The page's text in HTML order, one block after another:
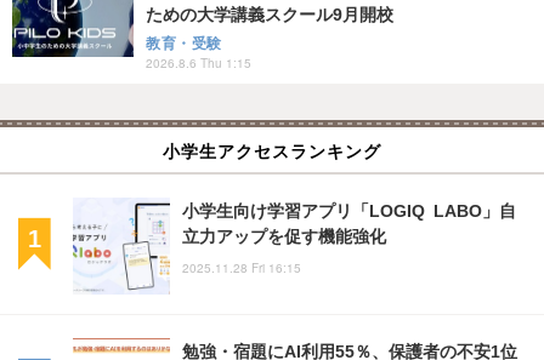
ための大学講義スクール9月開校
教育・受験
2026.8.6 Thu 1:15
小学生アクセスランキング
小学生向け学習アプリ「LOGIQ LABO」自
立力アップを促す機能強化
2025.11.28 Fri 16:15
勉強・宿題にAI利用55％、保護者の不安1位